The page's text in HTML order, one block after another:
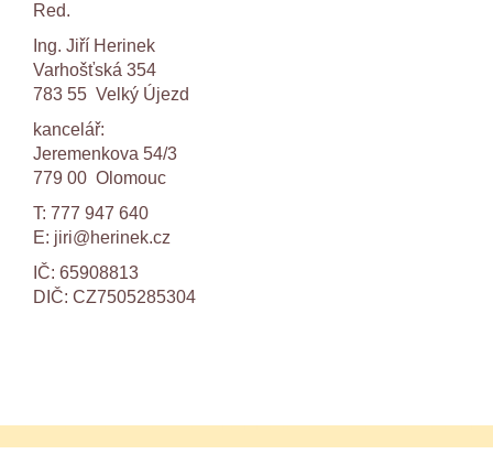
Red.
Ing. Jiří Herinek
Varhošťská 354
783 55 Velký Újezd
kancelář:
Jeremenkova 54/3
779 00 Olomouc
T: 777 947 640
E: jiri@herinek.cz
IČ: 65908813
DIČ: CZ7505285304